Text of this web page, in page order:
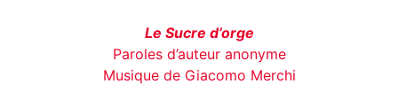
Le Sucre d’orge
Paroles d’auteur anonyme
Musique de Giacomo Merchi